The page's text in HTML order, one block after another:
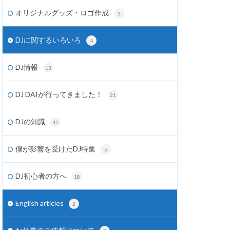
オリジナルグッズ・ロゴ作成 2
DJに関するいろいろ 4
DJ情報 13
DJ DAIが行ってきました！ 21
DJの知識 45
僕が影響を受けたDJ特集 5
DJ初心者の方へ 18
English articles 2